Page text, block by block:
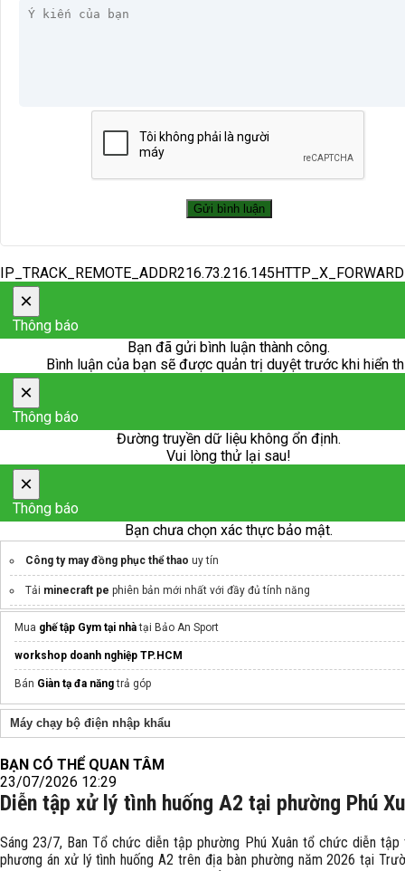
×
Thông báo
Bạn đã gửi bình luận thành công.
Bình luận của bạn sẽ được quản trị duyệt trước khi hiển
×
Thông báo
Đường truyền dữ liệu không ổn định.
Vui lòng thử lại sau!
×
Thông báo
Bạn chưa chọn xác thực bảo mật.
Công ty may đồng phục thể thao uy tín
Tải minecraft pe phiên bản mới nhất với đầy đủ tính năng
máy hút chân không
Mua ghế tập Gym tại nhàtại Bảo An Sport
workshop doanh nghiệp TP.HCM
Bán Giàn tạ đa năngtrả góp
Máy chạy bộ điện nhập khẩu
BẠN CÓ THỂ QUAN TÂM
23/07/2026 12:29
Diễn tập xử lý tình huống A2 tại phường Phú
Sáng 23/7, Ban Tổ chức diễn tập phường Phú Xuân tổ chức diễn tập
phương án xử lý tình huống A2 trên địa bàn phường năm 2026 tại